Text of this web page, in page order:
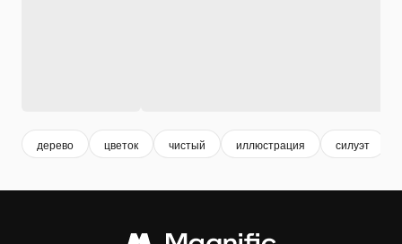
дерево цветок чистый иллюстрация силуэт